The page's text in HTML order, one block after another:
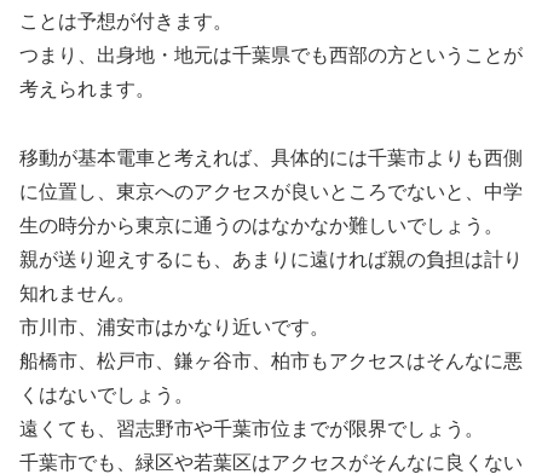
ことは予想が付きます。
つまり、出身地・地元は千葉県でも西部の方ということが
考えられます。
移動が基本電車と考えれば、具体的には千葉市よりも西側
に位置し、東京へのアクセスが良いところでないと、中学
生の時分から東京に通うのはなかなか難しいでしょう。
親が送り迎えするにも、あまりに遠ければ親の負担は計り
知れません。
市川市、浦安市はかなり近いです。
船橋市、松戸市、鎌ヶ谷市、柏市もアクセスはそんなに悪
くはないでしょう。
遠くても、習志野市や千葉市位までが限界でしょう。
千葉市でも、緑区や若葉区はアクセスがそんなに良くない